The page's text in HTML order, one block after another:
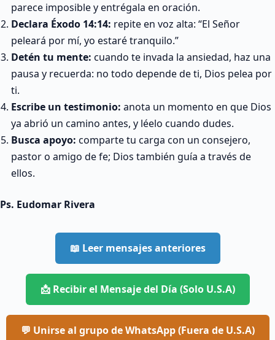
parece imposible y entrégala en oración.
Declara Éxodo 14:14: repite en voz alta: “El Señor
peleará por mí, yo estaré tranquilo.”
Detén tu mente: cuando te invada la ansiedad, haz una
pausa y recuerda: no todo depende de ti, Dios pelea por
ti.
Escribe un testimonio: anota un momento en que Dios
ya abrió un camino antes, y léelo cuando dudes.
Busca apoyo: comparte tu carga con un consejero,
pastor o amigo de fe; Dios también guía a través de
ellos.
Ps. Eudomar Rivera
📖 Leer mensajes anteriores
📩 Recibir el Mensaje del Día (Solo U.S.A)
💬 Unirse al grupo de WhatsApp (Fuera de U.S.A)